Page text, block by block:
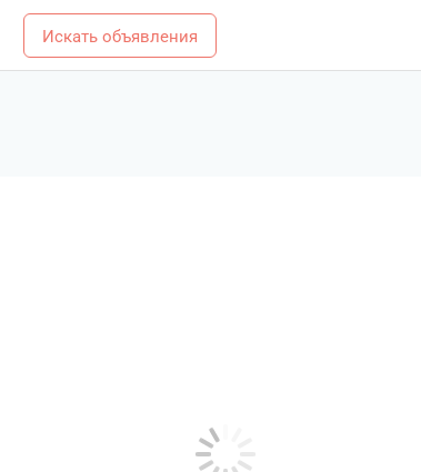
Искать объявления